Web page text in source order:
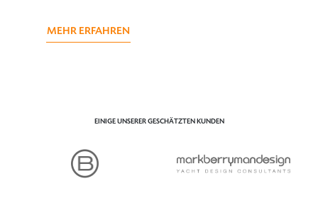
MEHR ERFAHREN
MEHR ERFAHREN
EINIGE UNSERER GESCHÄTZTEN KUNDEN